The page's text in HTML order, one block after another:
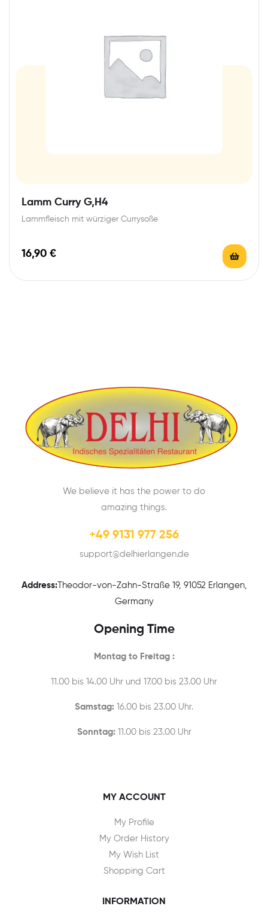
Lamm Curry G,H4
Lammfleisch mit würziger Currysoße
16,90 €
We believe it has the power to do
amazing things.
+49 9131 977 256
support@delhierlangen.de
Address:Theodor-von-Zahn-Straße 19, 91052 Erlangen,
Germany
Opening Time
Montag to Freitag :
11.00 bis 14.00 Uhr und 17.00 bis 23.00 Uhr
Samstag: 16.00 bis 23.00 Uhr.
Sonntag:11.00 bis 23.00 Uhr
MY ACCOUNT
My Profile
My Order History
My Wish List
Shopping Cart
INFORMATION